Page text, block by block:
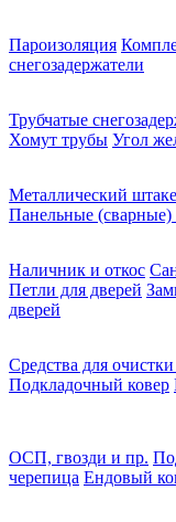
Пароизоляция
снегозадержатели
Трубчатые
Хомут трубы Угол
Металлический
Панельные (сварные)
Наличник и откос
Петли для дверей
дверей
Средства для
Подкладочный ковер
ОСП, гвозди и пр.
черепица Ендовый